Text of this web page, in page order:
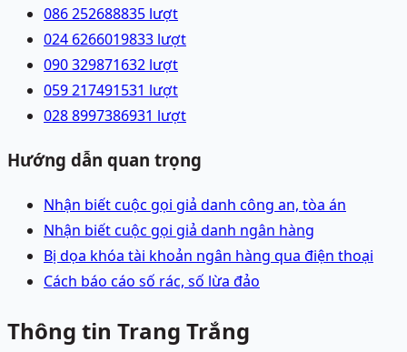
086 252688835 lượt
024 6266019833 lượt
090 329871632 lượt
059 217491531 lượt
028 8997386931 lượt
Hướng dẫn quan trọng
Nhận biết cuộc gọi giả danh công an, tòa án
Nhận biết cuộc gọi giả danh ngân hàng
Bị dọa khóa tài khoản ngân hàng qua điện thoại
Cách báo cáo số rác, số lừa đảo
Thông tin Trang Trắng